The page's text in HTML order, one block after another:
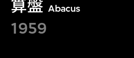
算盤 Abacus
1959